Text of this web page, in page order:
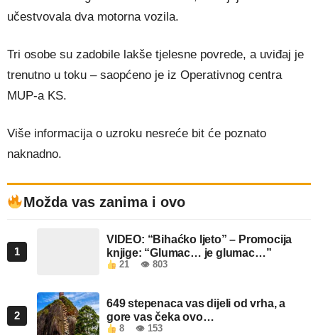
učestvovala dva motorna vozila.
Tri osobe su zadobile lakše tjelesne povrede, a uviđaj je
trenutno u toku – saopćeno je iz Operativnog centra
MUP-a KS.
Više informacija o uzroku nesreće bit će poznato
naknadno.
Možda vas zanima i ovo
1
VIDEO: “Bihaćko ljeto” – Promocija
knjige: “Glumac… je glumac…”
21 👁 803
2
649 stepenaca vas dijeli od vrha, a
gore vas čeka ovo…
8 👁 153